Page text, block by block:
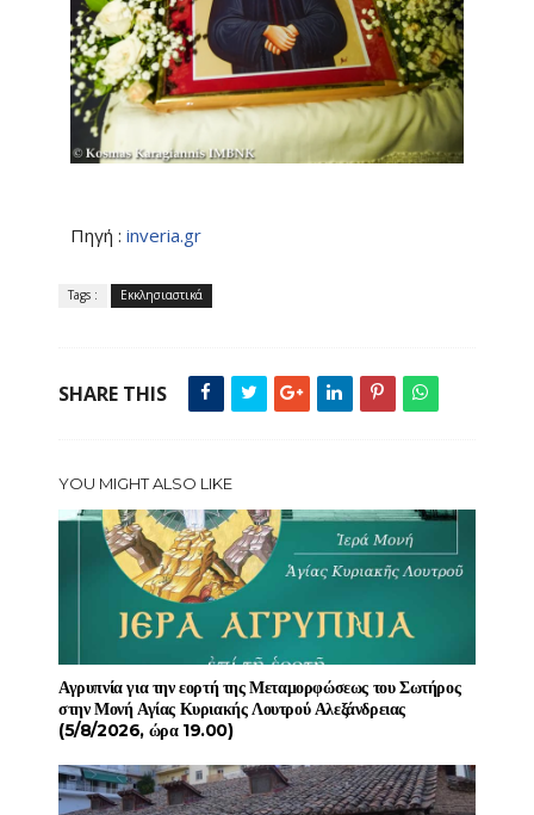
Πηγή : inveria.gr
Tags : Εκκλησιαστικά
SHARE THIS
YOU MIGHT ALSO LIKE
Αγρυπνία για την εορτή της Μεταμορφώσεως του Σωτήρος
στην Μονή Αγίας Κυριακής Λουτρού Αλεξάνδρειας
(5/8/2026, ώρα 19.00)